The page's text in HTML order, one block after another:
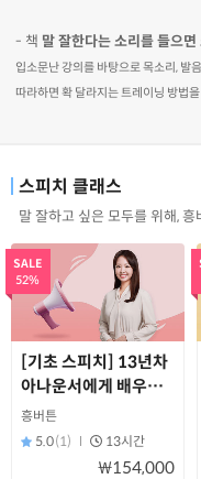
- 책 말 잘한다는 소리를 들으
입소문난 강의를 바탕으로 목소리, 발
따라하면 확 달라지는 트레이닝 방법
스피치 클래스
말 잘하고 싶은 모두를 위해,
SALE
52%
[기초 스피치] 13년차
아나운서에게 배우는
말 잘하는 방법
흥버튼
5.0(1) 13시간
₩154,000